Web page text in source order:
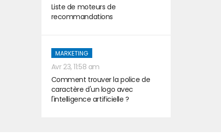
Liste de moteurs de
recommandations
MARKETING
Avr 23, 11:58 am
Comment trouver la police de
caractère d'un logo avec
l'intelligence artificielle ?